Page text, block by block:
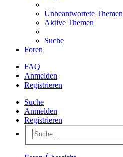
Unbeantwortete Themen
Aktive Themen
Suche
Foren
FAQ
Anmelden
Registrieren
Suche
Anmelden
Registrieren